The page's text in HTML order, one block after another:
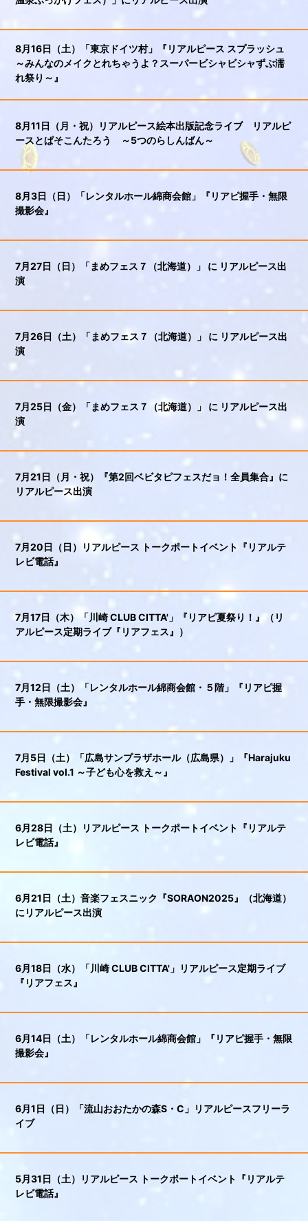
8月16日（土）「東京ドイツ村」『リアルピース スプラッシュ
～みんなのメイクとれちゃうよ？スーパービシャビシャずぶ濡
れ祭り～』
8月11日（月・祝）リアルピース絵本出版記念ライブ リアルピ
ースとぱそこんたろう ～5つのらしんばん～
8月3日（日）「レンタルホール綿商会館」『リアピ握手・無限
撮影会』
7月27日（日）「まめフェス７（北海道）」 に リアルピース出
演
7月26日（土）「まめフェス７（北海道）」 に リアルピース出
演
7月25日（金）「まめフェス７（北海道）」 に リアルピース出
演
7月21日（月・祝）『第2回ベビタピフェスだョ！全員集合』に
リアルピース出演
7月20日（日）リアルピース トークポートイベント『リアルテ
レビ電話』
7月17日（木）「川崎 CLUB CITTA'」『リアピ夏祭り！』（リ
アルピース定期ライブ『リアフェス』）
7月12日（土）「レンタルホール綿商会館・５階」『リアピ握
手・無限撮影会』
7月5日（土）「広島サンプラザホール（広島県）」『Harajuku
Festival vol.1 ～子ども心を救え～』
6月28日（土）リアルピース トークポートイベント『リアルテ
レビ電話』
6月21日（土）音楽フェスニック『SORAON2025』（北海道）
にリアルピース出演
6月18日（水）「川崎 CLUB CITTA'」リアルピース定期ライブ
『リアフェス』
6月14日（土）「レンタルホール綿商会館」『リアピ握手・無限
撮影会』
6月1日（日）「流山おおたかの森S・C」リアルピースフリーラ
イブ
5月31日（土）リアルピース トークポートイベント『リアルテ
レビ電話』